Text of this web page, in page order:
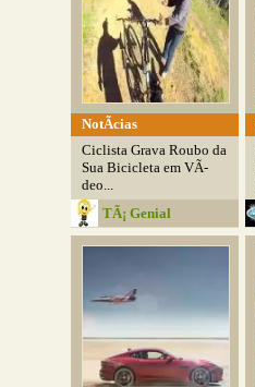
NotÃ­cias
Ciclista Grava Roubo da
Sua Bicicleta em VÃ­
deo...
TÃ¡ Genial